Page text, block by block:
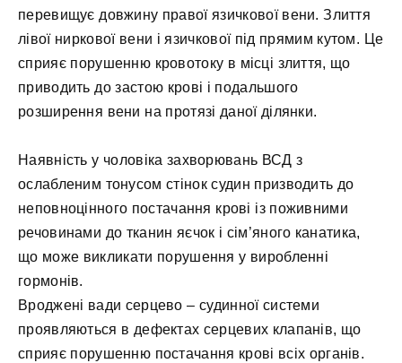
перевищує довжину правої язичкової вени. Злиття
лівої ниркової вени і язичкової під прямим кутом. Це
сприяє порушенню кровотоку в місці злиття, що
приводить до застою крові і подальшого
розширення вени на протязі даної ділянки.
Наявність у чоловіка захворювань ВСД з
ослабленим тонусом стінок судин призводить до
неповноцінного постачання крові із поживними
речовинами до тканин яєчок і сім’яного канатика,
що може викликати порушення у виробленні
гормонів.
Вроджені вади серцево – судинної системи
проявляються в дефектах серцевих клапанів, що
сприяє порушенню постачання крові всіх органів.